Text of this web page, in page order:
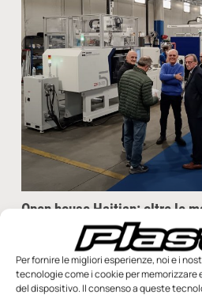
Per fornire le migliori esperienze, noi e i
tecnologie come i cookie per
del dispositivo. Il consenso a queste
Open house Haitian: oltre le
di Riccardo Ampollini Il 13 e il 14
Italy ha aperto le porte del proprio
la seconda